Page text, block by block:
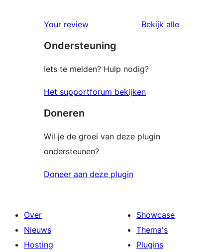
Your review Bekijk alle
Ondersteuning
Iets te melden? Hulp nodig?
Het supportforum bekijken
Doneren
Wil je de groei van deze plugin
ondersteunen?
Doneer aan deze plugin
Over
Nieuws
Hosting
Showcase
Thema's
Plugins